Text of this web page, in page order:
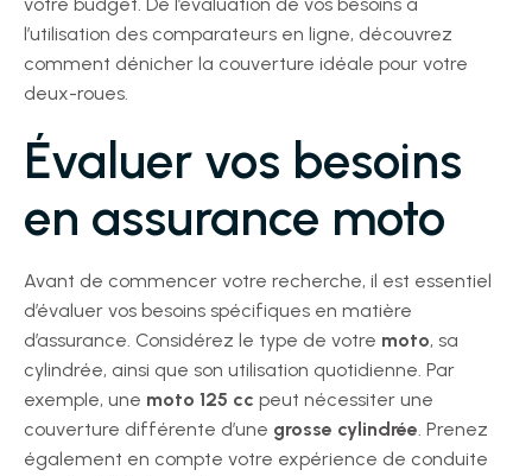
l’utilisation des comparateurs en ligne, découvrez
comment dénicher la couverture idéale pour votre
deux-roues.
Évaluer vos besoins
en assurance moto
Avant de commencer votre recherche, il est essentiel
d’évaluer vos besoins spécifiques en matière
d’assurance. Considérez le type de votre moto, sa
cylindrée, ainsi que son utilisation quotidienne. Par
exemple, une moto 125 cc peut nécessiter une
couverture différente d’une grosse cylindrée. Prenez
également en compte votre expérience de conduite